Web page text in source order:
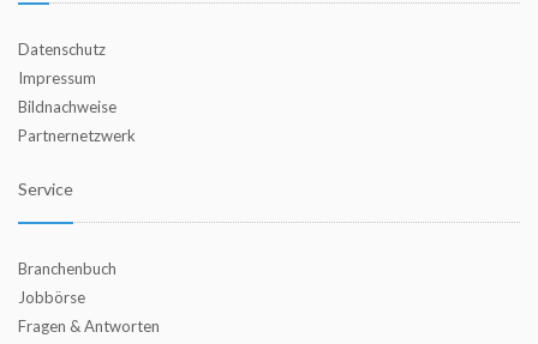
Datenschutz
Impressum
Bildnachweise
Partnernetzwerk
Service
Branchenbuch
Jobbörse
Fragen & Antworten